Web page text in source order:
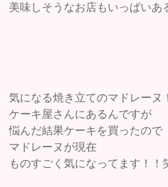
美味しそうなお店もいっぱいあ
気になる焼き立てのマドレーヌ
ケーキ屋さんにあるんですが
悩んだ結果ケーキを買ったので
マドレーヌが現在
ものすごく気になってます！！